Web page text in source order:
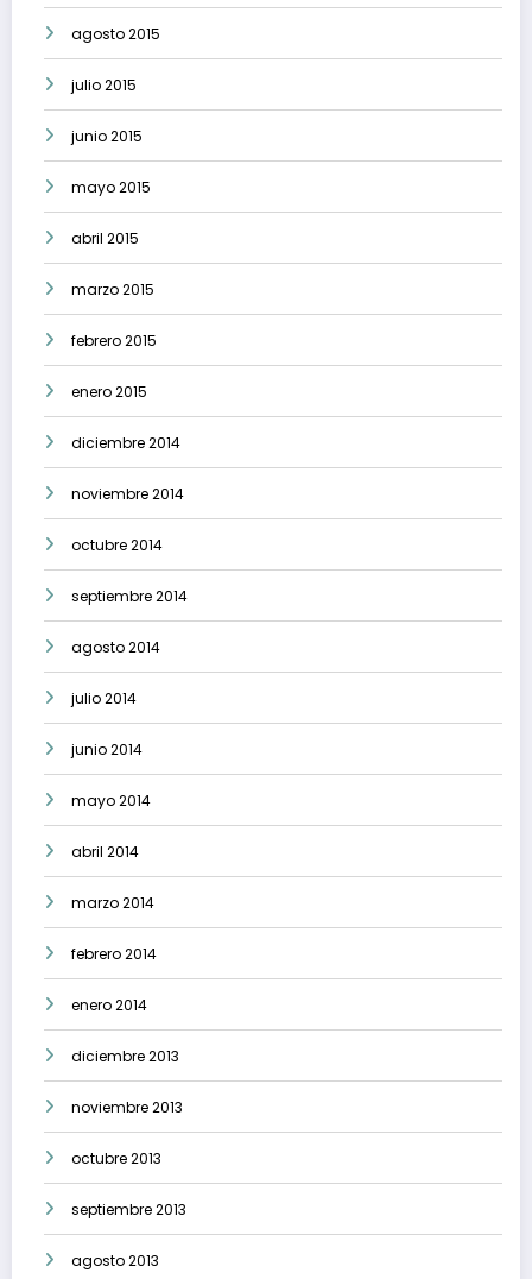
agosto 2015
julio 2015
junio 2015
mayo 2015
abril 2015
marzo 2015
febrero 2015
enero 2015
diciembre 2014
noviembre 2014
octubre 2014
septiembre 2014
agosto 2014
julio 2014
junio 2014
mayo 2014
abril 2014
marzo 2014
febrero 2014
enero 2014
diciembre 2013
noviembre 2013
octubre 2013
septiembre 2013
agosto 2013